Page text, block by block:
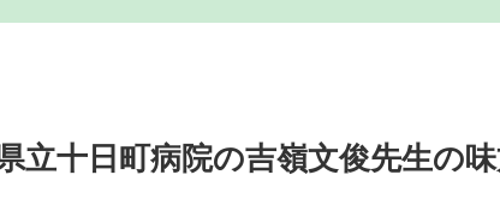
立十日町病院の吉嶺文俊先生の